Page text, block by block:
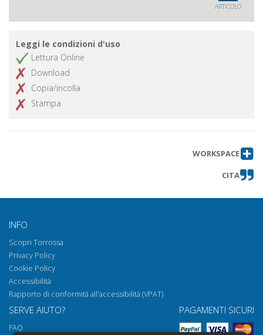
ARTICOLO
Leggi le condizioni d'uso
Lettura Online
Download
Copia/incolla
Stampa
WORKSPACE
CITA
INFO
Scopri Torrossa
Privacy Policy
Cookie Policy
Accessibilità
Rapporto di conformità all'accessibilità (VPAT)
SERVE AIUTO?
FAQ
PAGAMENTI SICURI